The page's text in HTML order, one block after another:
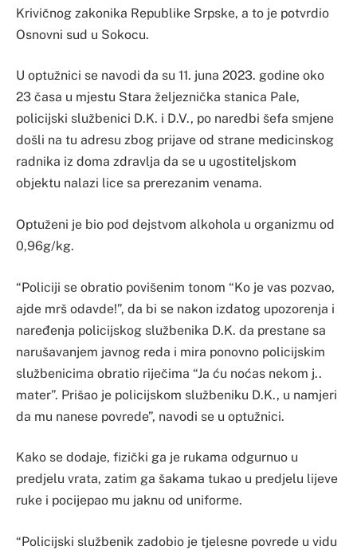
Krivičnog zakonika Republike Srpske, a to je potvrdio
Osnovni sud u Sokocu.
U optužnici se navodi da su 11. juna 2023. godine oko
23 časa u mjestu Stara željeznička stanica Pale,
policijski službenici D.K. i D.V., po naredbi šefa smjene
došli na tu adresu zbog prijave od strane medicinskog
radnika iz doma zdravlja da se u ugostiteljskom
objektu nalazi lice sa prerezanim venama.
Optuženi je bio pod dejstvom alkohola u organizmu od
0,96g/kg.
“Policiji se obratio povišenim tonom “Ko je vas pozvao,
ajde mrš odavde!”, da bi se nakon izdatog upozorenja i
naređenja policijskog službenika D.K. da prestane sa
narušavanjem javnog reda i mira ponovno policijskim
službenicima obratio riječima “Ja ću noćas nekom j..
mater”. Prišao je policijskom službeniku D.K., u namjeri
da mu nanese povrede”, navodi se u optužnici.
Kako se dodaje, fizički ga je rukama odgurnuo u
predjelu vrata, zatim ga šakama tukao u predjelu lijeve
ruke i pocijepao mu jaknu od uniforme.
“Policijski službenik zadobio je tjelesne povrede u vidu